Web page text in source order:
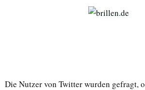
Die Nutzer von Twitter wurden gefragt,